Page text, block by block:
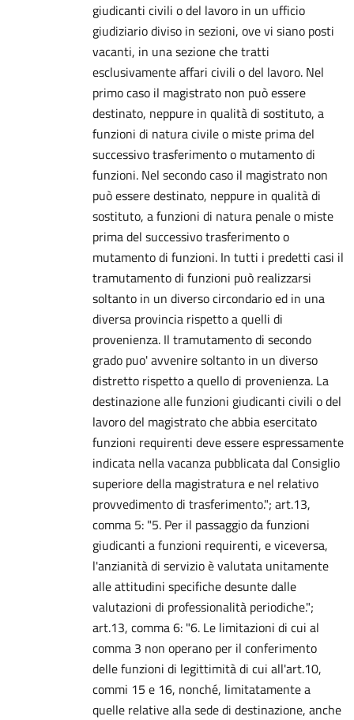
giudicanti civili o del lavoro in un ufficio
giudiziario diviso in sezioni, ove vi siano posti
vacanti, in una sezione che tratti
esclusivamente affari civili o del lavoro. Nel
primo caso il magistrato non può essere
destinato, neppure in qualità di sostituto, a
funzioni di natura civile o miste prima del
successivo trasferimento o mutamento di
funzioni. Nel secondo caso il magistrato non
può essere destinato, neppure in qualità di
sostituto, a funzioni di natura penale o miste
prima del successivo trasferimento o
mutamento di funzioni. In tutti i predetti casi il
tramutamento di funzioni può realizzarsi
soltanto in un diverso circondario ed in una
diversa provincia rispetto a quelli di
provenienza. Il tramutamento di secondo
grado puo' avvenire soltanto in un diverso
distretto rispetto a quello di provenienza. La
destinazione alle funzioni giudicanti civili o del
lavoro del magistrato che abbia esercitato
funzioni requirenti deve essere espressamente
indicata nella vacanza pubblicata dal Consiglio
superiore della magistratura e nel relativo
provvedimento di trasferimento."; art.13,
comma 5: "5. Per il passaggio da funzioni
giudicanti a funzioni requirenti, e viceversa,
l'anzianità di servizio è valutata unitamente
alle attitudini specifiche desunte dalle
valutazioni di professionalità periodiche.";
art.13, comma 6: "6. Le limitazioni di cui al
comma 3 non operano per il conferimento
delle funzioni di legittimità di cui all'art.10,
commi 15 e 16, nonché, limitatamente a
quelle relative alla sede di destinazione, anche